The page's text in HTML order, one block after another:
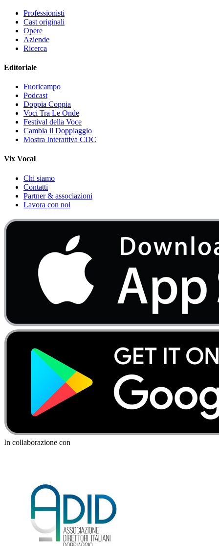
Professionisti
Cast originali
Opere
Aziende
Ricerca
Editoriale
Fuoricampo
Podcast
Doppia Coppia
Voci Tra Le Onde
Festival della Voce
Cambia il Doppiaggio
Mostra Interattiva CDC
Vix Vocal
Chi siamo
Contatti
Partner & associazioni
Lavora con noi
In collaborazione con